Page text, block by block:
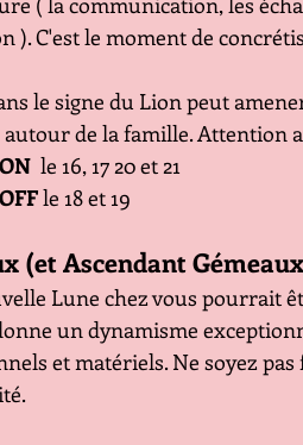
). C'est le moment de
le signe du Lion peut
de la famille. Attention
  le 16, 17 20 et 21
le 18 et 19
(et Ascendant
Lune chez vous pourrait
un dynamisme
et matériels. Ne soyez